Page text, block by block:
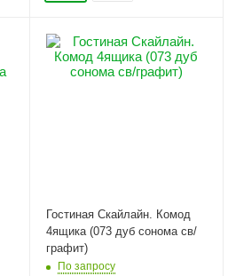
Гостиная Скайлайн. Комод
4ящика (073 дуб сонома св/
графит)
По запросу